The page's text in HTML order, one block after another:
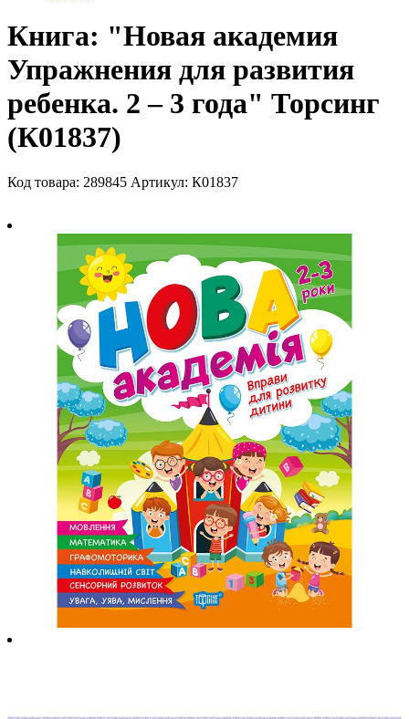
Книга: "Новая академия
Упражнения для развития
ребенка. 2 – 3 года" Торсинг
(К01837)
Код товара: 289845 Артикул: К01837